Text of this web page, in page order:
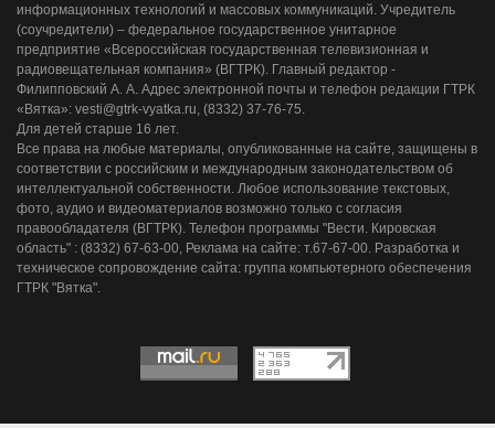
информационных технологий и массовых коммуникаций. Учредитель
(соучредители) – федеральное государственное унитарное
предприятие «Всероссийская государственная телевизионная и
радиовещательная компания» (ВГТРК). Главный редактор -
Филипповский А. А. Адрес электронной почты и телефон редакции ГТРК
«Вятка»: vesti@gtrk-vyatka.ru, (8332) 37-76-75.
Для детей старше 16 лет.
Все права на любые материалы, опубликованные на сайте, защищены в
соответствии с российским и международным законодательством об
интеллектуальной собственности. Любое использование текстовых,
фото, аудио и видеоматериалов возможно только с согласия
правообладателя (ВГТРК). Телефон программы "Вести. Кировская
область" : (8332) 67-63-00, Реклама на сайте: т.67-67-00. Разработка и
техническое сопровождение сайта: группа компьютерного обеспечения
ГТРК "Вятка".